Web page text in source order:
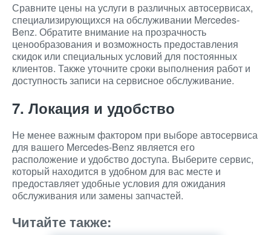
Сравните цены на услуги в различных автосервисах,
специализирующихся на обслуживании Mercedes-
Benz. Обратите внимание на прозрачность
ценообразования и возможность предоставления
скидок или специальных условий для постоянных
клиентов. Также уточните сроки выполнения работ и
доступность записи на сервисное обслуживание.
7. Локация и удобство
Не менее важным фактором при выборе автосервиса
для вашего Mercedes-Benz является его
расположение и удобство доступа. Выберите сервис,
который находится в удобном для вас месте и
предоставляет удобные условия для ожидания
обслуживания или замены запчастей.
Читайте также: